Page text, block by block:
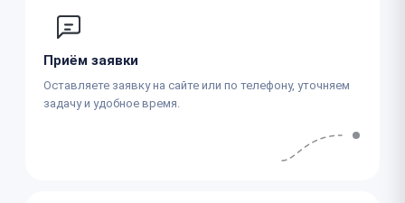
Приём заявки
Оставляете заявку на сайте или по телефону, уточняем
задачу и удобное время.